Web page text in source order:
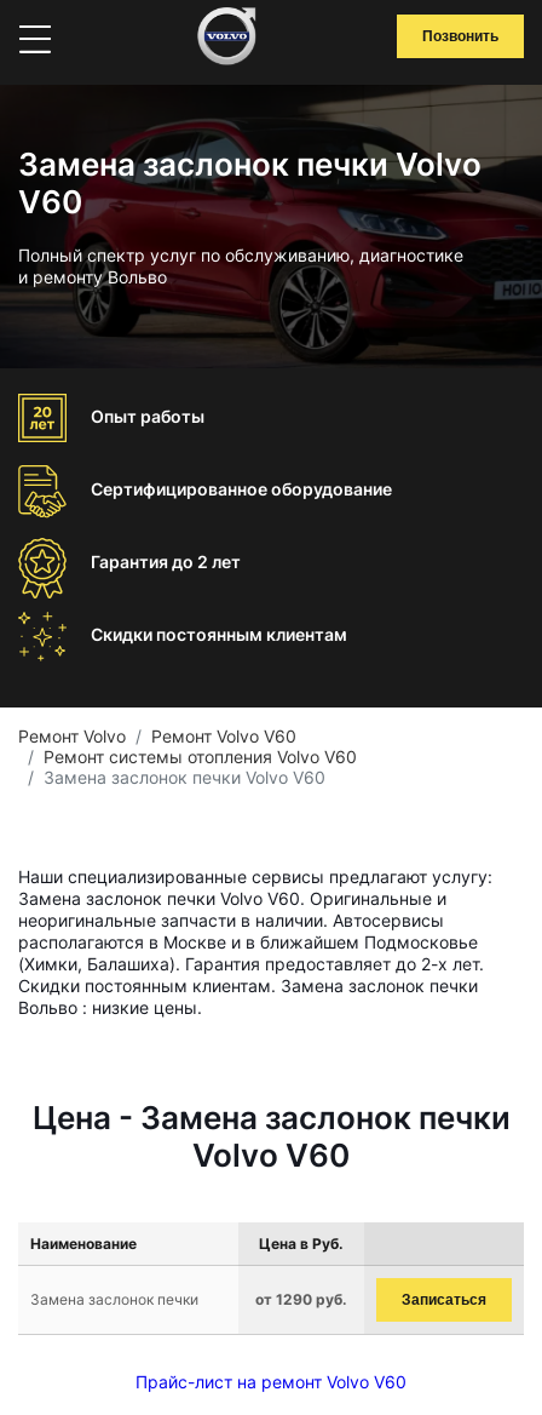
Позвонить
Замена заслонок печки Volvo
V60
Полный спектр услуг по обслуживанию, диагностике
и ремонту Вольво
Опыт работы
Сертифицированноеоборудование
Гарантиядо 2 лет
Скидки постоянным клиентам
Ремонт Volvo
Ремонт Volvo V60
Ремонт системы отопления Volvo V60
Замена заслонок печки Volvo V60
Наши специализированные сервисы предлагают услугу:
Замена заслонок печки Volvo V60. Оригинальные и
неоригинальные запчасти в наличии. Автосервисы
располагаются в Москве и в ближайшем Подмосковье
(Химки, Балашиха). Гарантия предоставляет до 2-х лет.
Скидки постоянным клиентам. Замена заслонок печки
Вольво : низкие цены.
Цена - Замена заслонок печки
Volvo V60
Наименование Цена в Руб.
Замена заслонок печки от 1290 руб. Записаться
Прайс-лист на ремонт Volvo V60